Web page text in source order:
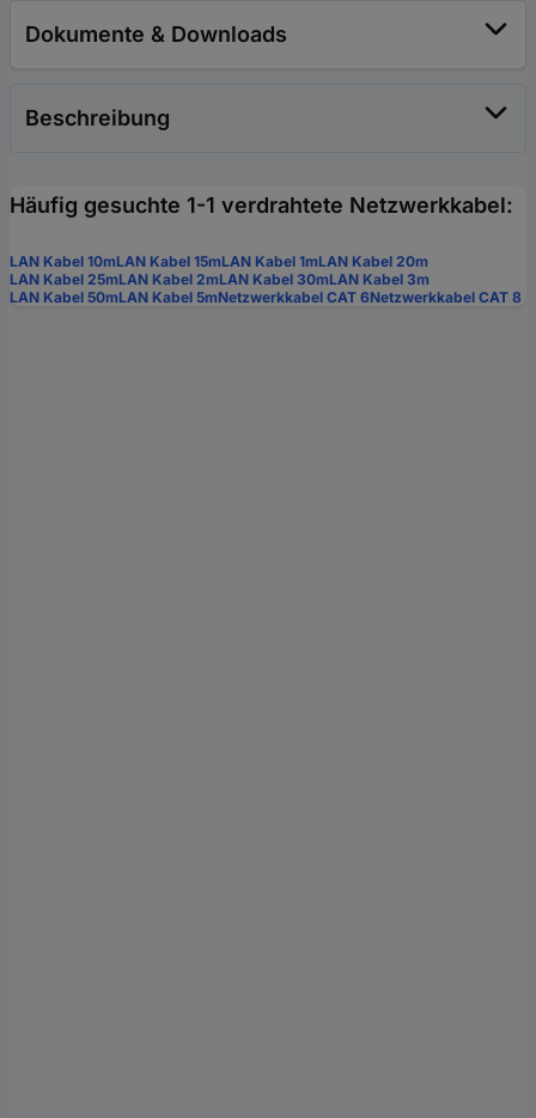
Dokumente & Downloads
Beschreibung
Häufig gesuchte 1-1 verdrahtete Netzwerkkabel:
LAN Kabel 10mLAN Kabel 15mLAN Kabel 1mLAN Kabel 20m
LAN Kabel 25mLAN Kabel 2mLAN Kabel 30mLAN Kabel 3m
LAN Kabel 50mLAN Kabel 5mNetzwerkkabel CAT 6Netzwerkkabel CAT 8